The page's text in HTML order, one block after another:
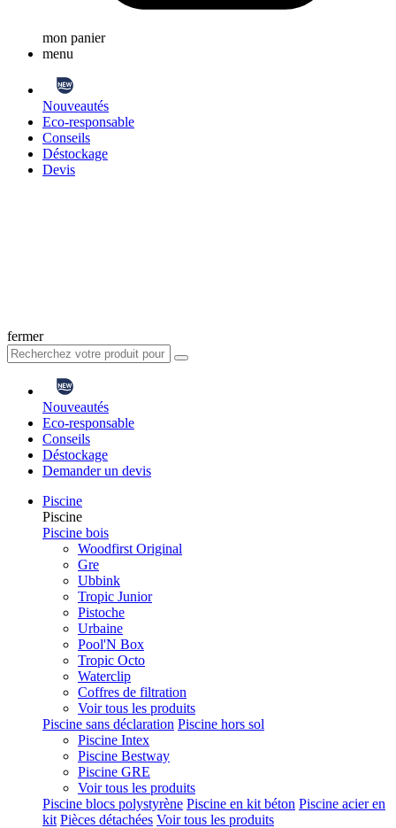
mon panier
menu
Nouveautés
Eco-responsable
Conseils
Déstockage
Devis
fermer
Nouveautés
Eco-responsable
Conseils
Déstockage
Demander un devis
Piscine
Piscine
Piscine bois
Woodfirst Original
Gre
Ubbink
Tropic Junior
Pistoche
Urbaine
Pool'N Box
Tropic Octo
Waterclip
Coffres de filtration
Voir tous les produits
Piscine sans déclaration Piscine hors sol
Piscine Intex
Piscine Bestway
Piscine GRE
Voir tous les produits
Piscine blocs polystyrène Piscine en kit béton Piscine acier en
kit Pièces détachées Voir tous les produits